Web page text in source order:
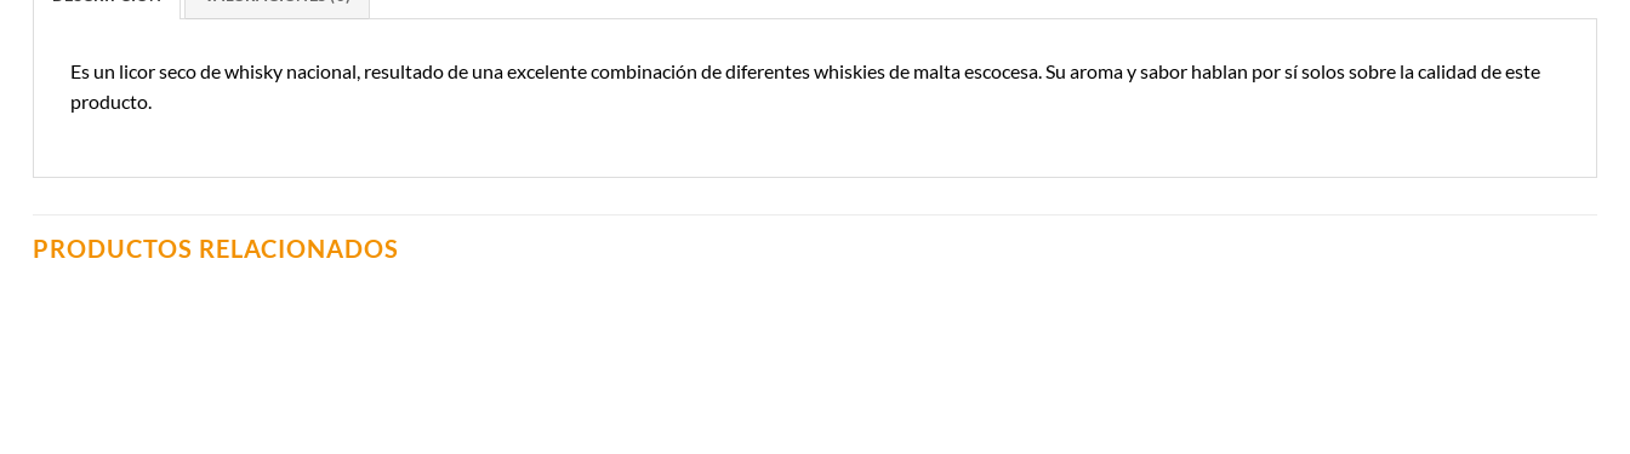
Es un licor seco de whisky nacional, resultado de una excelente combinación de diferentes whiskies de malta escocesa. Su aroma y sabor hablan por sí solos sobre la calidad de este
producto.
PRODUCTOS RELACIONADOS